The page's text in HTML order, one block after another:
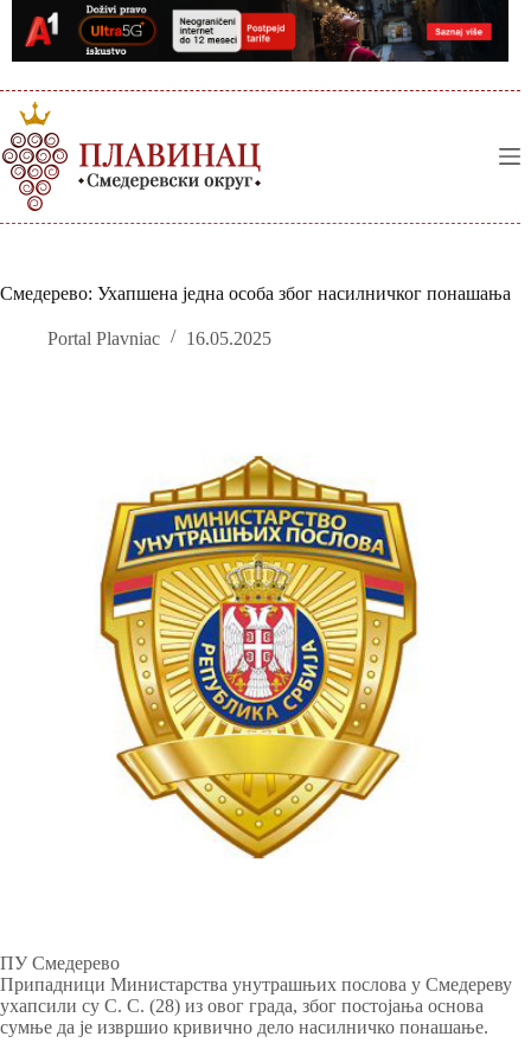
content
Смедерево: Ухапшена једна особа због насилничког понашања
Portal Plavniac 16.05.2025
ПУ Смедерево
Припадници Министарства унутрашњих послова у Смедереву
ухапсили су С. С. (28) из овог града, због постојања основа
сумње да је извршио кривично дело насилничко понашање.